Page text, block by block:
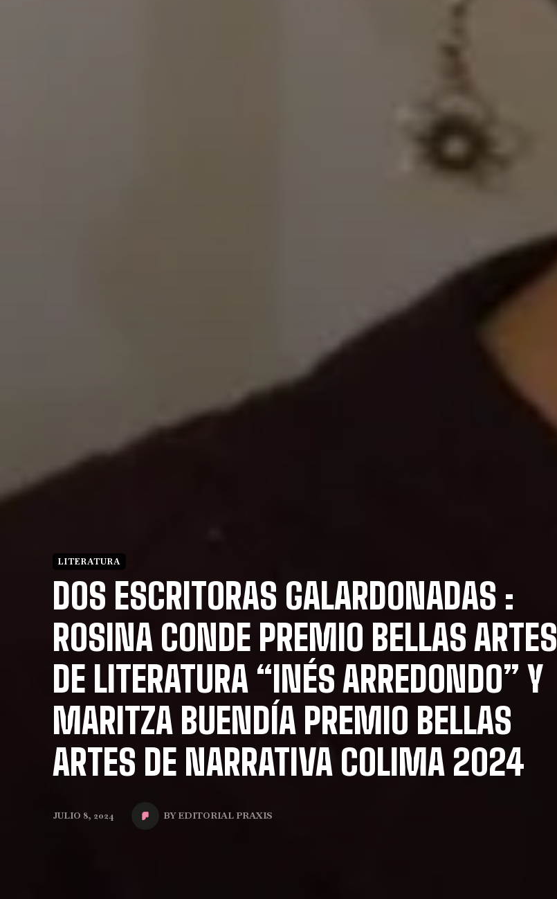
LITERATURA
DOS ESCRITORAS GALARDONADAS :
ROSINA CONDE PREMIO BELLAS ARTES
DE LITERATURA “INÉS ARREDONDO” Y
MARITZA BUENDÍA PREMIO BELLAS
ARTES DE NARRATIVA COLIMA 2024
JULIO 8, 2024 BY EDITORIAL PRAXIS